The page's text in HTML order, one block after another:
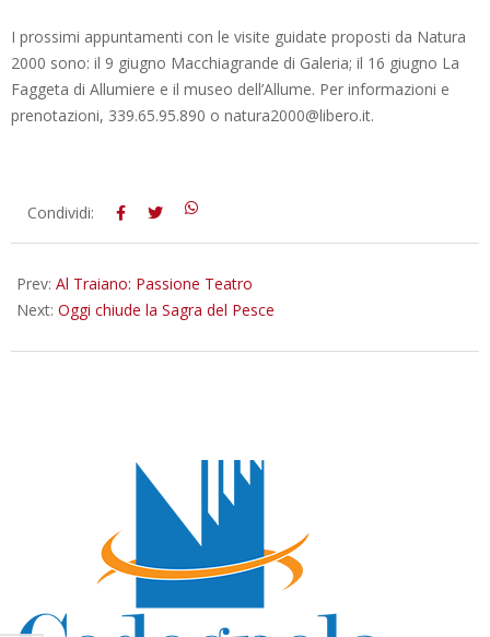
I prossimi appuntamenti con le visite guidate proposti da Natura
2000 sono: il 9 giugno Macchiagrande di Galeria; il 16 giugno La
Faggeta di Allumiere e il museo dell’Allume. Per informazioni e
prenotazioni, 339.65.95.890 o natura2000@libero.it.
2012-
Condividi:
Prev: Al Traiano: Passione Teatro
Next: Oggi chiude la Sagra del Pesce